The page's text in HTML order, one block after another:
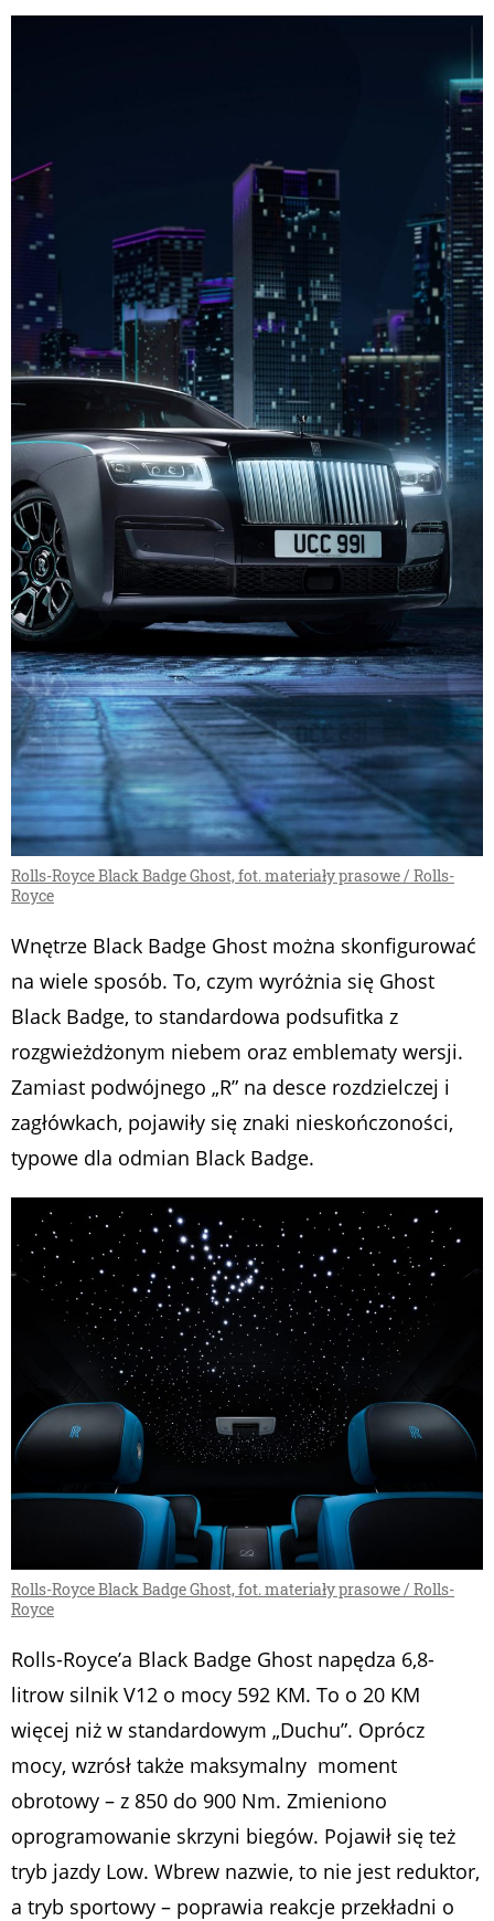
Rolls-Royce Black Badge Ghost, fot. materiały prasowe / Rolls-
Royce
Wnętrze Black Badge Ghost można skonfigurować
na wiele sposób. To, czym wyróżnia się Ghost
Black Badge, to standardowa podsufitka z
rozgwieżdżonym niebem oraz emblematy wersji.
Zamiast podwójnego „R” na desce rozdzielczej i
zagłówkach, pojawiły się znaki nieskończoności,
typowe dla odmian Black Badge.
Rolls-Royce Black Badge Ghost, fot. materiały prasowe / Rolls-
Royce
Rolls-Royce’a Black Badge Ghost napędza 6,8-
litrow silnik V12 o mocy 592 KM. To o 20 KM
więcej niż w standardowym „Duchu”. Oprócz
mocy, wzrósł także maksymalny moment
obrotowy – z 850 do 900 Nm. Zmieniono
oprogramowanie skrzyni biegów. Pojawił się też
tryb jazdy Low. Wbrew nazwie, to nie jest reduktor,
a tryb sportowy – poprawia reakcje przekładni o